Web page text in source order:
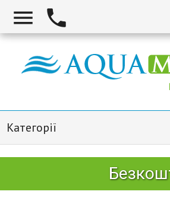
 
Категорії